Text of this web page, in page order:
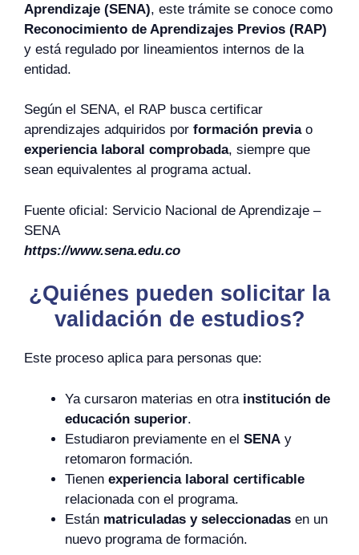
Aprendizaje (SENA), este trámite se conoce como
Reconocimiento de Aprendizajes Previos (RAP)
y está regulado por lineamientos internos de la
entidad.
Según el SENA, el RAP busca certificar
aprendizajes adquiridos por formación previao
experiencia laboral comprobada, siempre que
sean equivalentes al programa actual.
Fuente oficial: Servicio Nacional de Aprendizaje –
SENA
https://www.sena.edu.co
¿Quiénes pueden solicitar la
validación de estudios?
Este proceso aplica para personas que:
Ya cursaron materias en otra institución de
educación superior.
Estudiaron previamente en el SENA y
retomaron formación.
Tienen experiencia laboral certificable
relacionada con el programa.
Están matriculadas y seleccionadas en un
nuevo programa de formación.